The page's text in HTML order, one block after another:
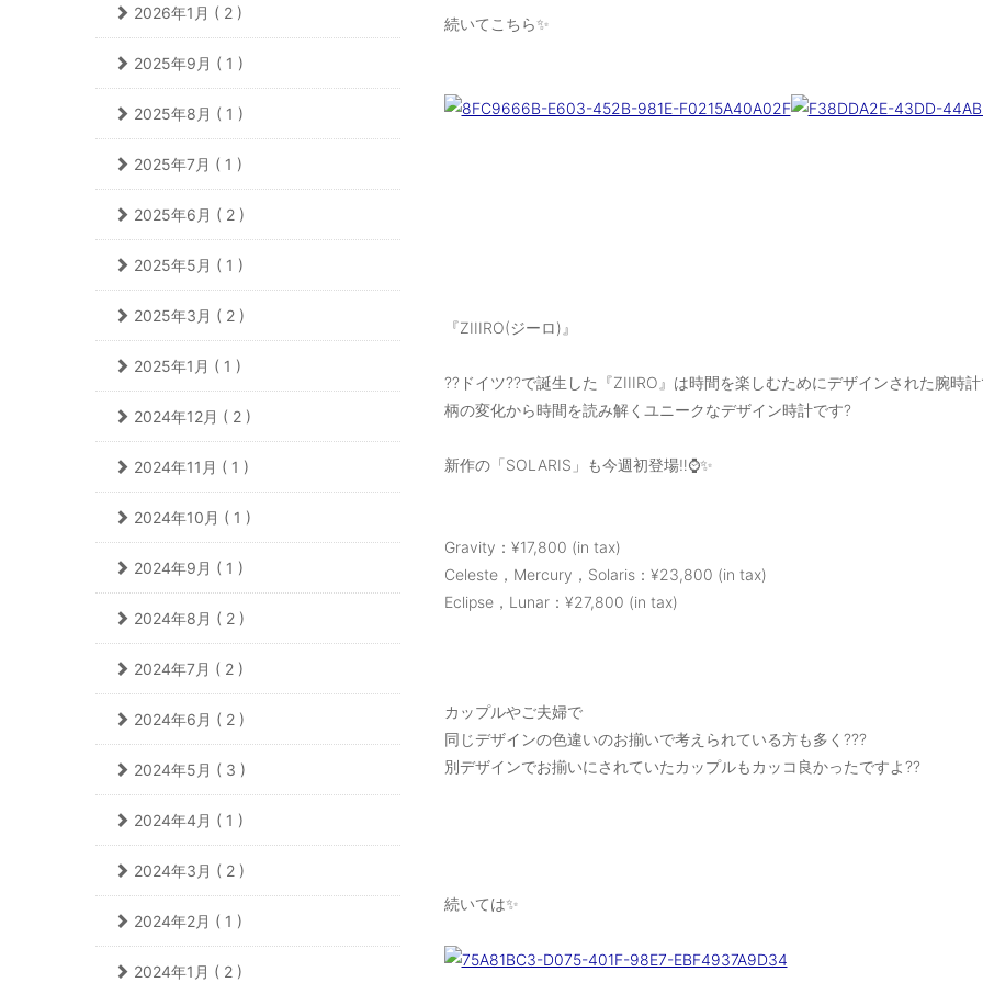
2026年1月 ( 2 )
2025年9月 ( 1 )
2025年8月 ( 1 )
2025年7月 ( 1 )
2025年6月 ( 2 )
2025年5月 ( 1 )
2025年3月 ( 2 )
2025年1月 ( 1 )
2024年12月 ( 2 )
2024年11月 ( 1 )
2024年10月 ( 1 )
2024年9月 ( 1 )
2024年8月 ( 2 )
2024年7月 ( 2 )
2024年6月 ( 2 )
2024年5月 ( 3 )
2024年4月 ( 1 )
2024年3月 ( 2 )
2024年2月 ( 1 )
2024年1月 ( 2 )
続いてこちら✨
『ZIIIRO(ジーロ)』
??ドイツ??で誕生した『ZIIIRO』は時間を楽しむためにデザインされた腕時
柄の変化から時間を読み解くユニークなデザイン時計です?
新作の「SOLARIS」も今週初登場‼️⌚️✨
Gravity：¥17,800 (in tax)
Celeste，Mercury，Solaris：¥23,800 (in tax)
Eclipse，Lunar：¥27,800 (in tax)
カップルやご夫婦で
同じデザインの色違いのお揃いで考えられている方も多く???
別デザインでお揃いにされていたカップルもカッコ良かったですよ??
続いては✨